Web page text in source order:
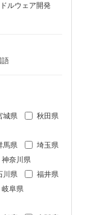
ルウェア開発
語
城県
秋田県
馬県
埼玉県
神奈川県
川県
福井県
岐阜県